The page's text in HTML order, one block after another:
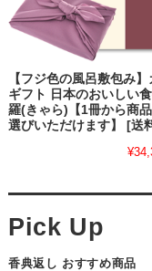
【フジ色の風呂敷包み
ギフト 日本のおいしい
羅(きゃら)【1冊から商
選びいただけます】 [送
香典返し おすすめ商品